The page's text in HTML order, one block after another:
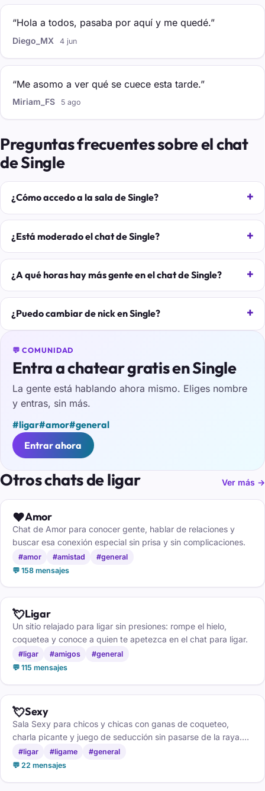
“Hola a todos, pasaba por aquí y me quedé.”
Diego_MX 4 jun
“Me asomo a ver qué se cuece esta tarde.”
Miriam_FS 5 ago
Preguntas frecuentes sobre el chat
de Single
¿Cómo accedo a la sala de Single?
¿Está moderado el chat de Single?
¿A qué horas hay más gente en el chat de Single?
¿Puedo cambiar de nick en Single?
💬 COMUNIDAD
Entra a chatear gratis en Single
La gente está hablando ahora mismo. Eliges nombre
y entras, sin más.
#ligar#amor#general
Entrar ahora
Otros chats de ligar Ver más →
❤️Amor
Chat de Amor para conocer gente, hablar de relaciones y
buscar esa conexión especial sin prisa y sin complicaciones.
#amor #amistad
#general
💬 158 mensajes
💘Ligar
Un sitio relajado para ligar sin presiones: rompe el hielo,
coquetea y conoce a quien te apetezca en el chat para ligar.
#ligar #amigos
#general
💬 115 mensajes
💘Sexy
Sala Sexy para chicos y chicas con ganas de coqueteo,
charla picante y juego de seducción sin pasarse de la raya.
Solo mayores de 18 años.
#ligar #ligame
#general
💬 22 mensajes